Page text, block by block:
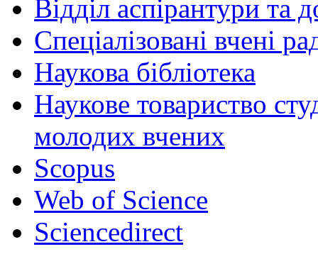
Відділ аспірантури та
Спеціалізовані вчені
Наукова бібліотека
Наукове товариство
молодих вчених
Scopus
Web of Science
Sciencedirect